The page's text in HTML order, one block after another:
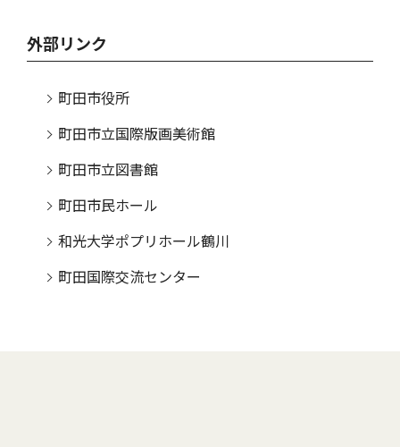
外部リンク
町田市役所
町田市立国際版画美術館
町田市立図書館
町田市民ホール
和光大学ポプリホール鶴川
町田国際交流センター